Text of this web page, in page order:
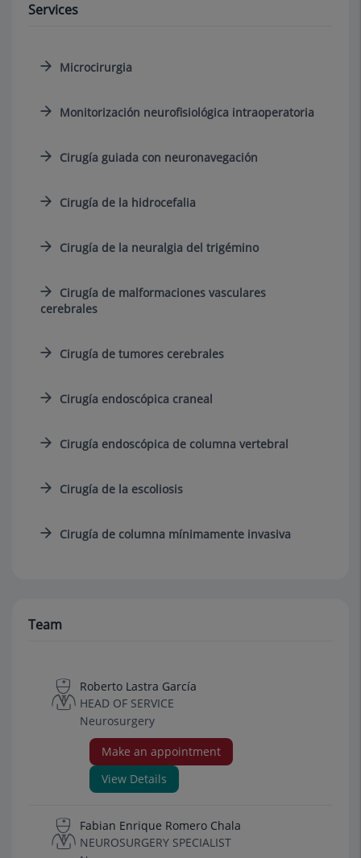
Services
Microcirurgia
Monitorización neurofisiológica intraoperatoria
Cirugía guiada con neuronavegación
Cirugía de la hidrocefalia
Cirugía de la neuralgia del trigémino
Cirugía de malformaciones vasculares
cerebrales
Cirugía de tumores cerebrales
Cirugía endoscópica craneal
Cirugía endoscópica de columna vertebral
Cirugía de la escoliosis
Cirugía de columna mínimamente invasiva
Team
Roberto Lastra García
HEAD OF SERVICE
Neurosurgery
Make an appointment
View Details
Fabian Enrique Romero Chala
NEUROSURGERY SPECIALIST